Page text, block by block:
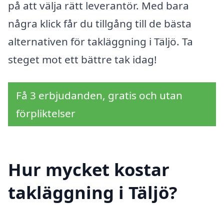
på att välja rätt leverantör. Med bara
några klick får du tillgång till de bästa
alternativen för takläggning i Täljö. Ta
steget mot ett bättre tak idag!
Få 3 erbjudanden, gratis och utan
förpliktelser
Hur mycket kostar
takläggning i Täljö?